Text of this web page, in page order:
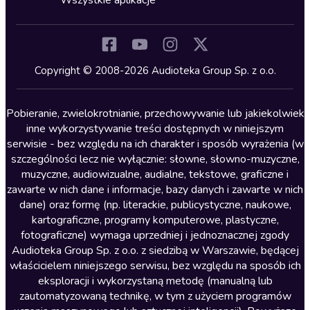
Kryminały
Lektury szkolne
Literatura anglojęzyczna
Literatura faktu
Literatura obyczajowa
Literatura piękna obca
Literatura piękna polska
Nagrania relaksacyjne
Nauka języków
Nauki humanistyczne
Podcasty i audycje
Copyright © 2008-2026 Audioteka Group Sp. z o.o.
Pobieranie, zwielokrotnianie, przechowywanie lub jakiekolwiek
inne wykorzystywanie treści dostępnych w niniejszym
serwisie - bez względu na ich charakter i sposób wyrażenia (w
szczególności lecz nie wyłącznie: słowne, słowno-muzyczne,
muzyczne, audiowizualne, audialne, tekstowe, graficzne i
zawarte w nich dane i informacje, bazy danych i zawarte w nich
dane) oraz formę (np. literackie, publicystyczne, naukowe,
kartograficzne, programy komputerowe, plastyczne,
fotograficzne) wymaga uprzedniej i jednoznacznej zgody
Audioteka Group Sp. z o.o. z siedzibą w Warszawie, będącej
właścicielem niniejszego serwisu, bez względu na sposób ich
eksploracji i wykorzystaną metodę (manualną lub
zautomatyzowaną technikę, w tym z użyciem programów